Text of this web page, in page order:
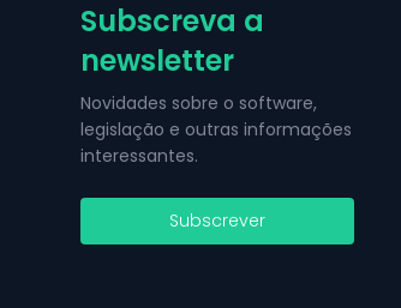
Subscreva a
newsletter
Novidades sobre o software,
legislação e outras informações
interessantes.
Subscrever